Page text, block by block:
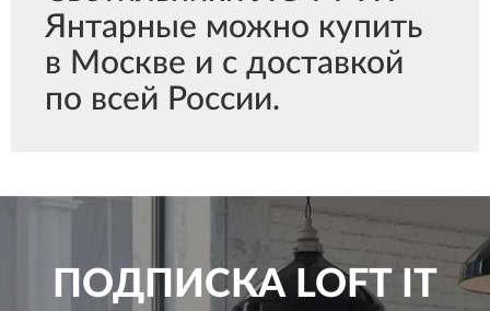
Янтарные можно купить
в Москве и с доставкой
по всей России.
ПОДПИСКА LOFT IT